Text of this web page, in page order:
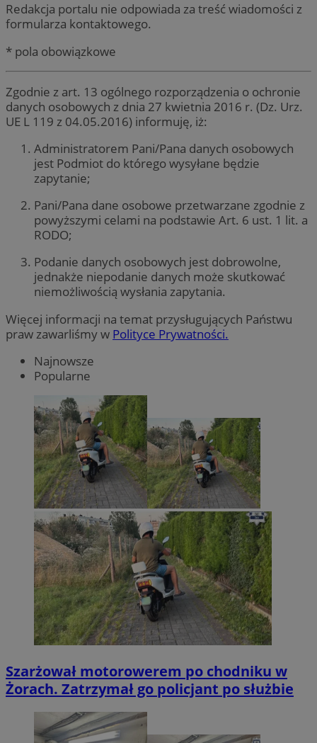
Redakcja portalu nie odpowiada za treść wiadomości z
formularza kontaktowego.
* pola obowiązkowe
Zgodnie z art. 13 ogólnego rozporządzenia o ochronie
danych osobowych z dnia 27 kwietnia 2016 r. (Dz. Urz.
UE L 119 z 04.05.2016) informuję, iż:
Administratorem Pani/Pana danych osobowych
jest Podmiot do którego wysyłane będzie
zapytanie;
Pani/Pana dane osobowe przetwarzane zgodnie z
powyższymi celami na podstawie Art. 6 ust. 1 lit. a
RODO;
Podanie danych osobowych jest dobrowolne,
jednakże niepodanie danych może skutkować
niemożliwością wysłania zapytania.
Więcej informacji na temat przysługujących Państwu
praw zawarliśmy w Polityce Prywatności.
Najnowsze
Popularne
Szarżował motorowerem po chodniku w
Żorach. Zatrzymał go policjant po służbie